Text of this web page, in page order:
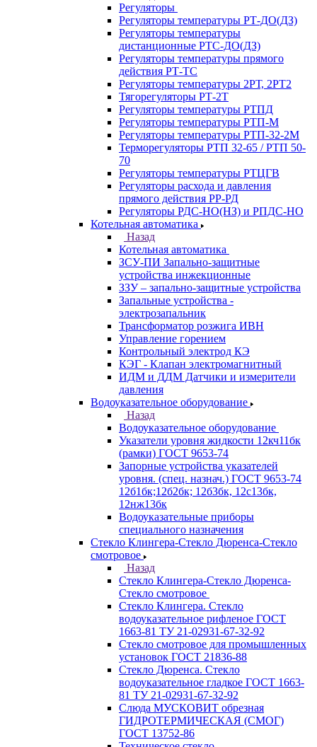
Регуляторы
Регуляторы температуры РТ-ДО(ДЗ)
Регуляторы температуры
дистанционные РТС-ДО(ДЗ)
Регуляторы температуры прямого
действия РТ-ТС
Регуляторы температуры 2РТ, 2РT2
Тягорегуляторы РТ-2Т
Регуляторы температуры РТПД
Регуляторы температуры РТП-M
Регуляторы температуры РТП-32-2М
Терморегуляторы РТП 32-65 / РТП 50-
70
Регуляторы температуры РТЦГВ
Регуляторы расхода и давления
прямого действия РР-РД
Регуляторы РДС-НО(НЗ) и РПДС-НО
Котельная автоматика
Назад
Котельная автоматика
ЗСУ-ПИ Запально-защитные
устройства инжекционные
ЗЗУ – запально-защитные устройства
Запальные устройства -
электрозапальник
Трансформатор розжига ИВН
Управление горением
Контрольный электрод КЭ
КЭГ - Клапан электромагнитный
ИДМ и ДДМ Датчики и измерители
давления
Водоуказательное оборудование
Назад
Водоуказательное оборудование
Указатели уровня жидкости 12кч11бк
(рамки) ГОСТ 9653-74
Запорные устройства указателей
уровня. (спец. назнач.) ГОСТ 9653-74
12б1бк;12б2бк; 12б3бк, 12с13бк,
12нж13бк
Водоуказательные приборы
специального назначения
Стекло Клингера-Стекло Дюренса-Стекло
смотровое
Назад
Стекло Клингера-Стекло Дюренса-
Стекло смотровое
Стекло Клингера. Стекло
водоуказательное рифленое ГОСТ
1663-81 ТУ 21-02931-67-32-92
Стекло смотровое для промышленных
установок ГОСТ 21836-88
Стекло Дюренса. Стекло
водоуказательное гладкое ГОСТ 1663-
81 ТУ 21-02931-67-32-92
Слюда МУСКОВИТ обрезная
ГИДРОТЕРМИЧЕСКАЯ (СМОГ)
ГОСТ 13752-86